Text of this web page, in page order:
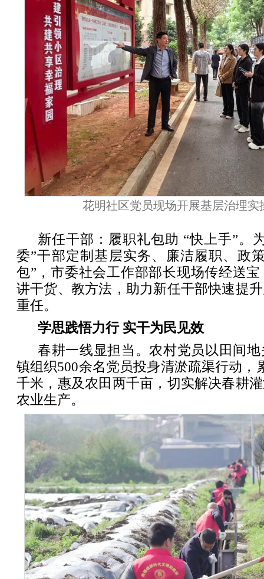
花明社区党员现场开展基层治理实
新任干部：履职礼包助 “快上手”。
委”干部定制基层实务、廉洁履职、政
包”，市委社会工作部部长现场传经送
讲干货、教方法，助力新任干部快速提
重任。
学思践悟力行 实干为民见效
春耕一线显担当。农村党员以田间
镇组织500余名党员投身清淤疏渠行动，
千米，惠及农田两千亩，切实解决春耕
农业生产。